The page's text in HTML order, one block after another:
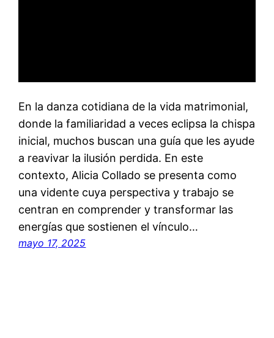
En la danza cotidiana de la vida matrimonial,
donde la familiaridad a veces eclipsa la chispa
inicial, muchos buscan una guía que les ayude
a reavivar la ilusión perdida. En este
contexto, Alicia Collado se presenta como
una vidente cuya perspectiva y trabajo se
centran en comprender y transformar las
energías que sostienen el vínculo…
mayo 17, 2025